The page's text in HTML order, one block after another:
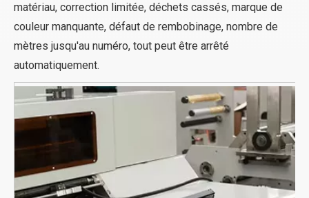
matériau, correction limitée, déchets cassés, marque de
couleur manquante, défaut de rembobinage, nombre de
mètres jusqu'au numéro, tout peut être arrêté
automatiquement.